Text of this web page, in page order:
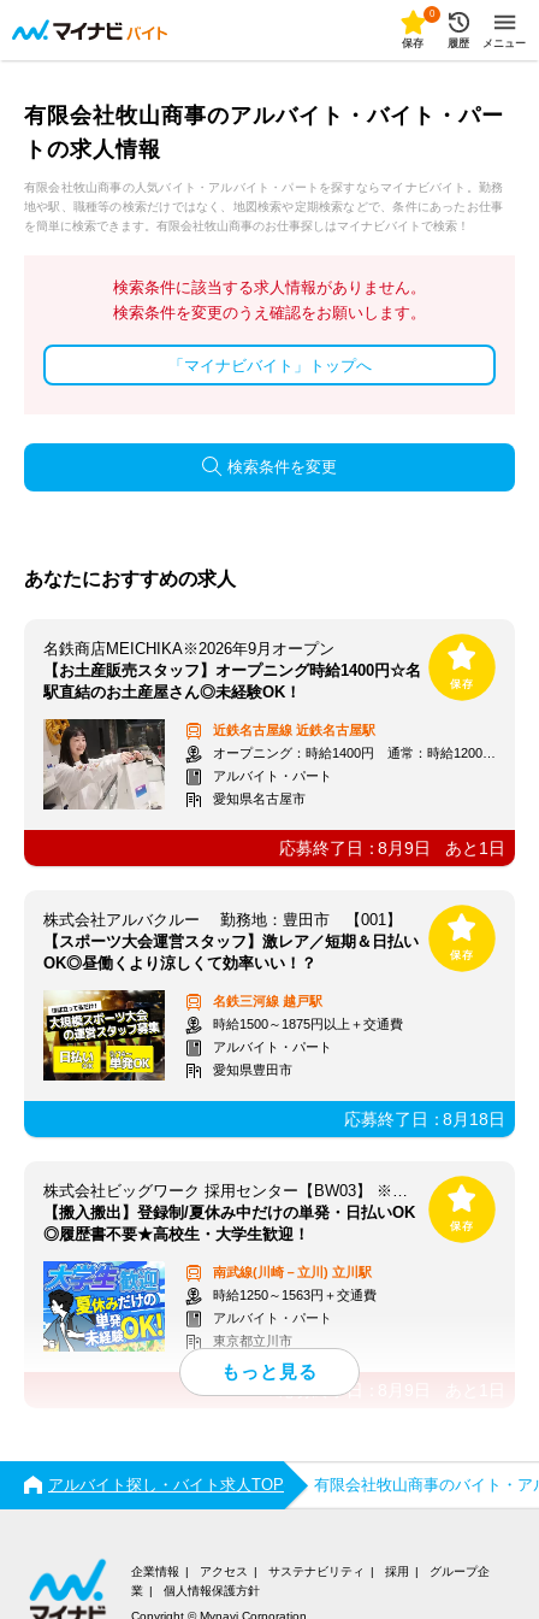
0
保存 履歴 メニュー
有限会社牧山商事のアルバイト・バイト・パー
トの求人情報
有限会社牧山商事の人気バイト・アルバイト・パートを探すならマイナビバイト。勤務
地や駅、職種等の検索だけではなく、地図検索や定期検索などで、条件にあったお仕事
を簡単に検索できます。有限会社牧山商事のお仕事探しはマイナビバイトで検索！
検索条件に該当する求人情報がありません。
検索条件を変更のうえ確認をお願いします。
「マイナビバイト」トップへ
検索条件を変更
あなたにおすすめの求人
名鉄商店MEICHIKA※2026年9月オープン
【お土産販売スタッフ】オープニング時給1400円☆名
駅直結のお土産屋さん◎未経験OK！
近鉄名古屋線 近鉄名古屋駅
オープニング：時給1400円 通常：時給1200円～＋交通費全額支給
アルバイト・パート
愛知県名古屋市
応募終了日：8月9日 あと 1 日
株式会社アルバクルー 勤務地：豊田市 【001】
【スポーツ大会運営スタッフ】激レア／短期＆日払い
OK◎昼働くより涼しくて効率いい！？
名鉄三河線 越戸駅
時給1500～1875円以上＋交通費
アルバイト・パート
愛知県豊田市
応募終了日：8月18日
株式会社ビッグワーク 採用センター【BW03】 ※立川エリア
【搬入搬出】登録制/夏休み中だけの単発・日払いOK
◎履歴書不要★高校生・大学生歓迎！
南武線(川崎－立川) 立川駅
時給1250～1563円＋交通費
アルバイト・パート
東京都立川市
応募終了日：
アルバイト探し・バイト求人TOP 有限会社牧山商事のバイト・ア
企業情報 アクセス サステナビリティ 採用
グループ企
業
個人情報保護方針
Copyright © Mynavi Corporation